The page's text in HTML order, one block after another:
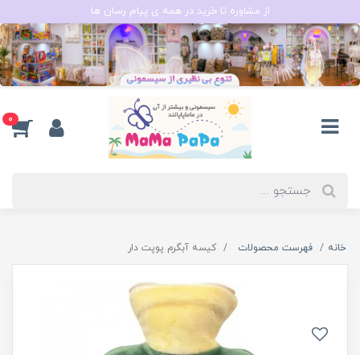
از مشاوره تا خرید در همه ی پیام رسان ها
0
خانه فهرست محصولات کیسه آبگرم پوپت دار